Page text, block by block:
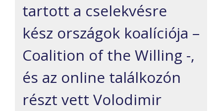
tartott a cselekvésre
kész országok koalíciója –
Coalition of the Willing -,
és az online találkozón
részt vett Volodimir